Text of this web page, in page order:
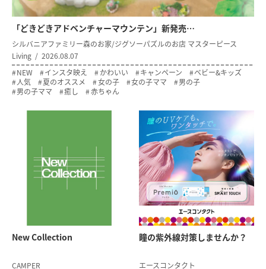
「どきどきアドベンチャーマウンテン」新発売…
シルバニアファミリー森のお家/ジグソーパズルのお店 マスターピース
Living
2026.08.07
NEW
インスタ映え かわいい キャンペーン
ベビー&キッズ
人気
夏のオススメ 女の子 女の子ママ
男の子
男の子ママ
癒し 赤ちゃん
New Collection
CAMPER
瞳の紫外線対策しませんか？
エースコンタクト